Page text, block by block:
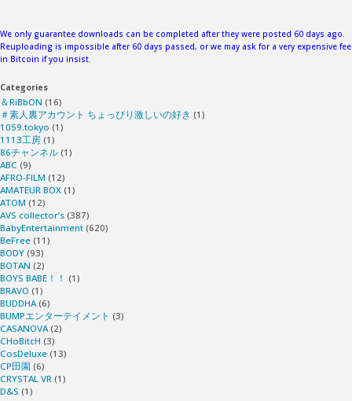
We only guarantee downloads can be completed after they were posted 60 days ago.
Reuploading is impossible after 60 days passed, or we may ask for a very expensive fee
in Bitcoin if you insist.
Categories
＆RiBbON (16)
＃素人裏アカウント ちょっぴり激しいの好き (1)
1059.tokyo (1)
1113工房 (1)
86チャンネル (1)
ABC (9)
AFRO-FILM (12)
AMATEUR BOX (1)
ATOM (12)
AVS collector’s (387)
BabyEntertainment (620)
BeFree (11)
BODY (93)
BOTAN (2)
BOYS BABE！！ (1)
BRAVO (1)
BUDDHA(6)
BUMPエンターテイメント (3)
CASANOVA(2)
CHoBitcH (3)
CosDeluxe (13)
CP田園 (6)
CRYSTAL VR (1)
D&S (1)